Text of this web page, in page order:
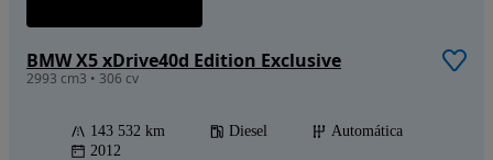
BMW X5 xDrive40d Edition Exclusive
2993 cm3 • 306 cv
143 532 km Diesel
Automática
2012